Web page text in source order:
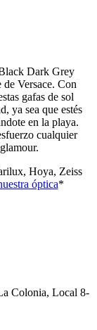
Dark Grey
Versace. Con
gafas de sol
ya sea que estés
en la playa.
cualquier
Hoya, Zeiss
óptica*
Colonia, Local 8-